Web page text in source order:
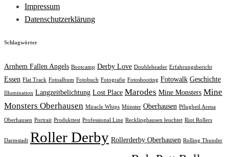
Impressum
Datenschutzerklärung
Schlagwörter
Arnhem Fallen Angels Bootcamp Derby Love Doubleheader Erfahrungsbericht
Essen Flat Track Fotoalbum Fotobuch Fotografie Fotoshooting Fotowalk Geschichte
Illumination Langzeitbelichtung Lost Place Marodes Mine Monsters Mine
Monsters Oberhausen Miracle Whips Münster Oberhausen Pflugbeil Arena
Oberhausen Portrait Produkttest Professional Line Recklinghausen leuchtet Riot Rollers
Darmstadt Roller Derby Rollerderby Oberhausen Rolling Thunder